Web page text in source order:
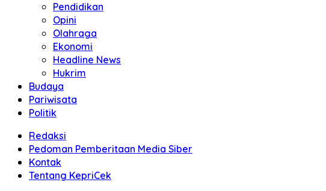
Pendidikan
Opini
Olahraga
Ekonomi
Headline News
Hukrim
Budaya
Pariwisata
Politik
Redaksi
Pedoman Pemberitaan Media Siber
Kontak
Tentang KepriCek